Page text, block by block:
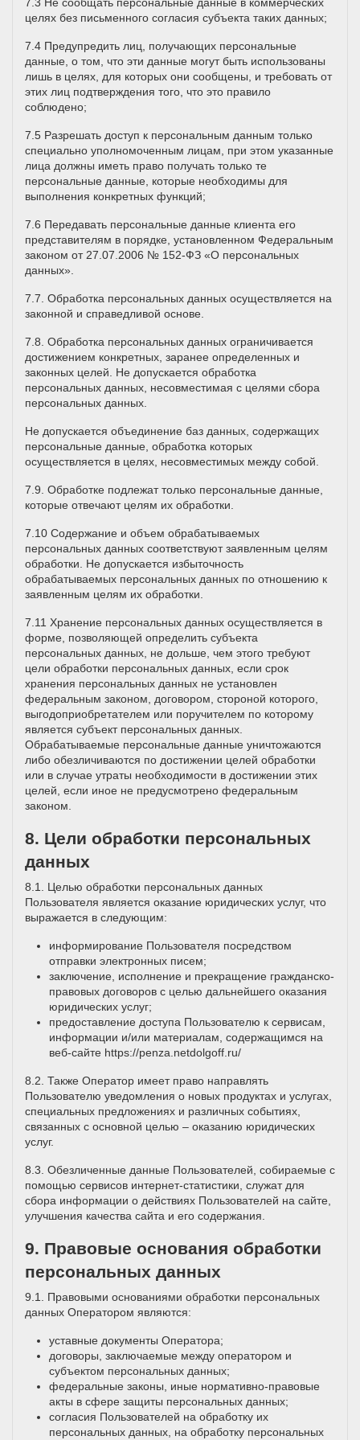
целях без письменного согласия субъекта таких данных;
7.4 Предупредить лиц, получающих персональные
данные, о том, что эти данные могут быть использованы
лишь в целях, для которых они сообщены, и требовать от
этих лиц подтверждения того, что это правило
соблюдено;
7.5 Разрешать доступ к персональным данным только
специально уполномоченным лицам, при этом указанные
лица должны иметь право получать только те
персональные данные, которые необходимы для
выполнения конкретных функций;
7.6 Передавать персональные данные клиента его
представителям в порядке, установленном Федеральным
законом от 27.07.2006 № 152-ФЗ «О персональных
данных».
7.7. Обработка персональных данных осуществляется на
законной и справедливой основе.
7.8. Обработка персональных данных ограничивается
достижением конкретных, заранее определенных и
законных целей. Не допускается обработка
персональных данных, несовместимая с целями сбора
персональных данных.
Не допускается объединение баз данных, содержащих
персональные данные, обработка которых
осуществляется в целях, несовместимых между собой.
7.9. Обработке подлежат только персональные данные,
которые отвечают целям их обработки.
7.10 Содержание и объем обрабатываемых
персональных данных соответствуют заявленным целям
обработки. Не допускается избыточность
обрабатываемых персональных данных по отношению к
заявленным целям их обработки.
7.11 Хранение персональных данных осуществляется в
форме, позволяющей определить субъекта
персональных данных, не дольше, чем этого требуют
цели обработки персональных данных, если срок
хранения персональных данных не установлен
федеральным законом, договором, стороной которого,
выгодоприобретателем или поручителем по которому
является субъект персональных данных.
Обрабатываемые персональные данные уничтожаются
либо обезличиваются по достижении целей обработки
или в случае утраты необходимости в достижении этих
целей, если иное не предусмотрено федеральным
законом.
8. Цели обработки персональных
данных
8.1. Целью обработки персональных данных
Пользователя является оказание юридических услуг, что
выражается в следующим:
информирование Пользователя посредством
отправки электронных писем;
заключение, исполнение и прекращение гражданско-
правовых договоров с целью дальнейшего оказания
юридических услуг;
предоставление доступа Пользователю к сервисам,
информации и/или материалам, содержащимся на
веб-сайте https://penza.netdolgoff.ru/
8.2. Также Оператор имеет право направлять
Пользователю уведомления о новых продуктах и услугах,
специальных предложениях и различных событиях,
связанных с основной целью – оказанию юридических
услуг.
8.3. Обезличенные данные Пользователей, собираемые с
помощью сервисов интернет-статистики, служат для
сбора информации о действиях Пользователей на сайте,
улучшения качества сайта и его содержания.
9. Правовые основания обработки
персональных данных
9.1. Правовыми основаниями обработки персональных
данных Оператором являются:
уставные документы Оператора;
договоры, заключаемые между оператором и
субъектом персональных данных;
федеральные законы, иные нормативно-правовые
акты в сфере защиты персональных данных;
согласия Пользователей на обработку их
персональных данных, на обработку персональных